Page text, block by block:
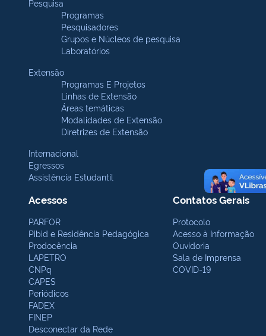
Pesquisa
Programas
Pesquisadores
Grupos e Núcleos de pesquisa
Laboratórios
Extensão
Programas E Projetos
Linhas de Extensão
Áreas temáticas
Modalidades de Extensão
Diretrizes de Extensão
Internacional
Egressos
Assistência Estudantil
Acessos
PARFOR
Pibid e Residência Pedagógica
Prodocência
LAPETRO
CNPq
CAPES
Periódicos
FADEX
FINEP
Desconectar da Rede
Contatos Gerais
Protocolo
Acesso à Informação
Ouvidoria
Sala de Imprensa
COVID-19